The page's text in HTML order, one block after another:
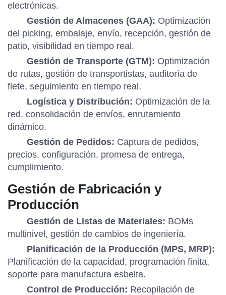
electrónicas.
Gestión de Almacenes (GAA): Optimización
del picking, embalaje, envío, recepción, gestión de
patio, visibilidad en tiempo real.
Gestión de Transporte (GTM): Optimización
de rutas, gestión de transportistas, auditoría de
flete, seguimiento en tiempo real.
Logística y Distribución: Optimización de la
red, consolidación de envíos, enrutamiento
dinámico.
Gestión de Pedidos: Captura de pedidos,
precios, configuración, promesa de entrega,
cumplimiento.
Gestión de Fabricación y
Producción
Gestión de Listas de Materiales: BOMs
multinivel, gestión de cambios de ingeniería.
Planificación de la Producción (MPS, MRP):
Planificación de la capacidad, programación finita,
soporte para manufactura esbelta.
Control de Producción: Recopilación de